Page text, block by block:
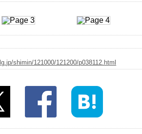
shimin/121000/121200/p038112.html